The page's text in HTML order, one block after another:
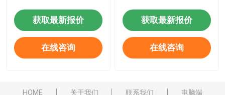
获取最新报价
在线咨询
获取最新报价
在线咨询
HOME 关于我们 联系我们 电脑端